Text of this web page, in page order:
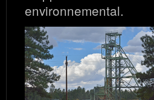
environnemental.